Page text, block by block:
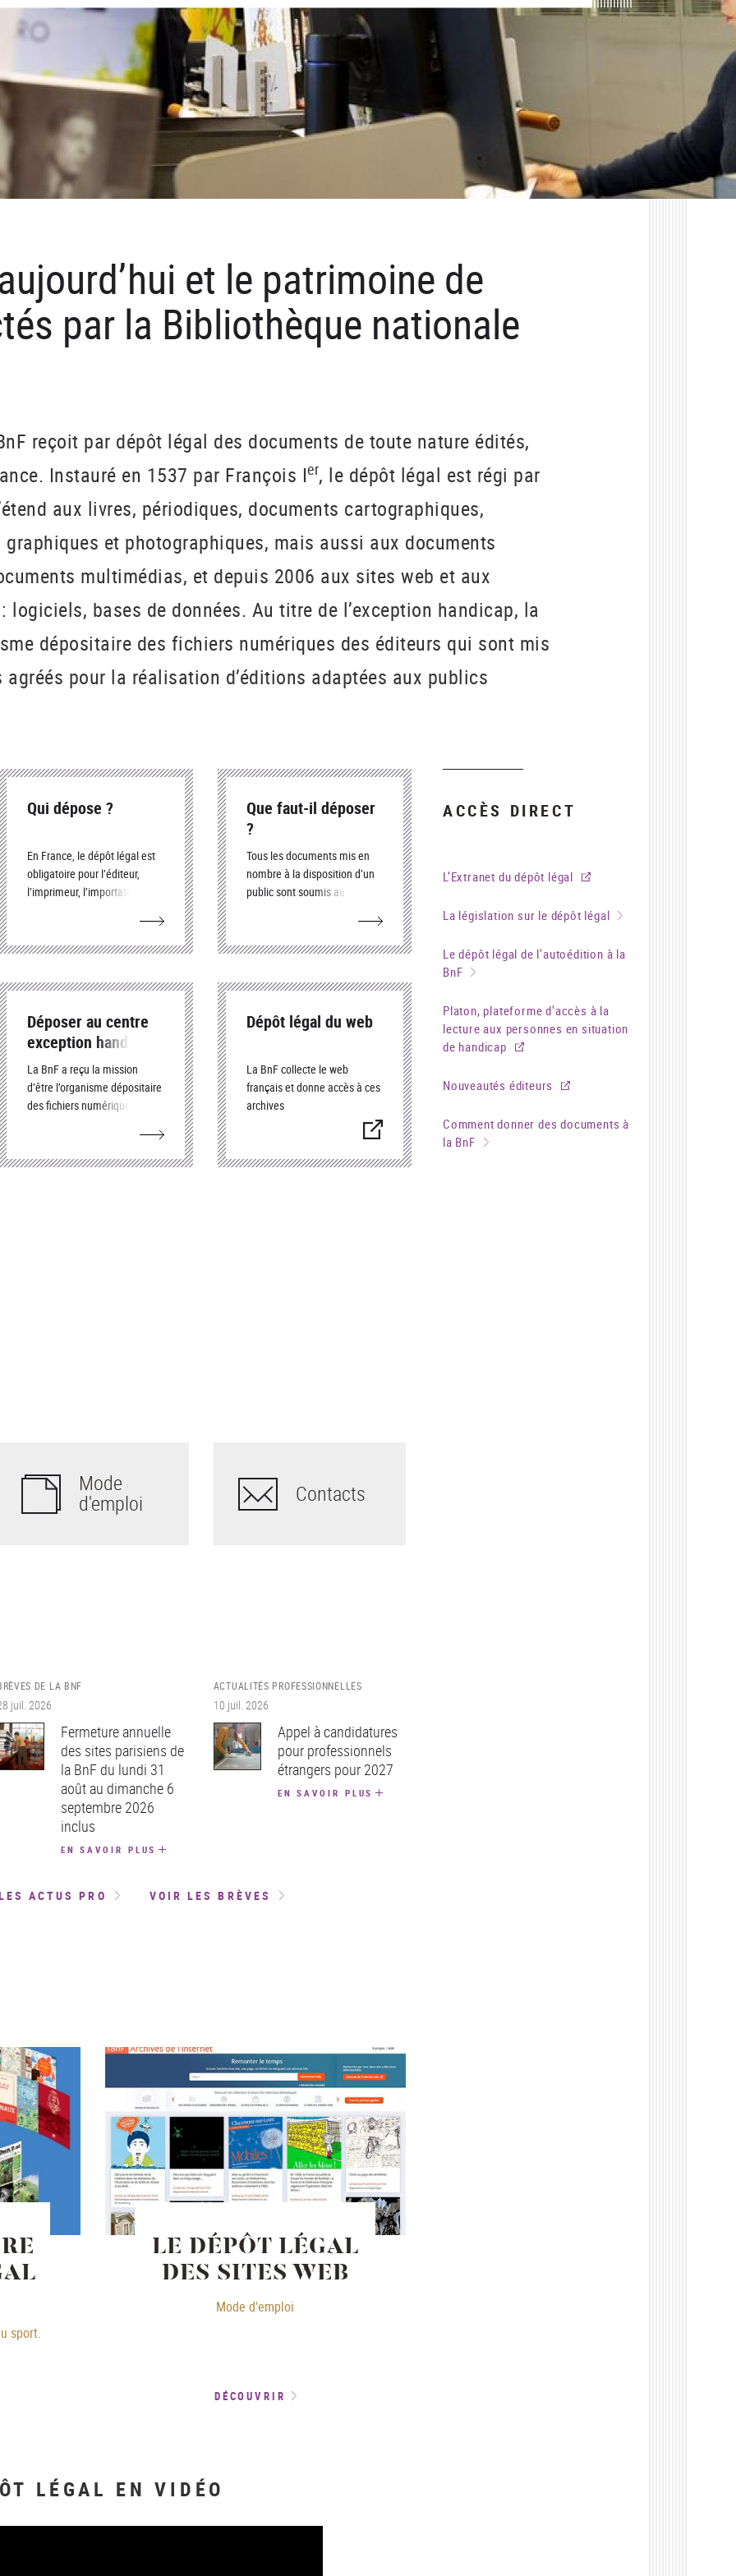
et le patrimoine de
par la Bibliothèque nationale
reçoit par dépôt légal des documents de toute nature édités,
Instauré en 1537 par François Ier, le dépôt légal est régi par
aux livres, périodiques, documents cartographiques,
et photographiques, mais aussi aux documents
multimédias, et depuis 2006 aux sites web et aux
logiciels, bases de données. Au titre de l’exception handicap, la
dépositaire des fichiers numériques des éditeurs qui sont mis
agréés pour la réalisation d’éditions adaptées aux publics
ACCÈS DIRECT
L’Extranet du dépôt légal
La législation sur le dépôt légal
Le dépôt légal de l'autoédition à la
BnF
Platon, plateforme d'accès à la
lecture aux personnes en situation
de handicap
Nouveautés éditeurs
Comment donner des documents à
la BnF
Qui dépose ?
En France, le dépôt légal est
obligatoire pour l’éditeur,
l’imprimeur, l’importateur et
Que faut-il déposer
?
Tous les documents mis en
nombre à la disposition d’un
public sont soumis au dépôt
Déposer au centre
exception handicap
La BnF a reçu la mission
d’être l’organisme dépositaire
des fichiers numériques des
publics handicapés
Dépôt légal du web
La BnF collecte le web
français et donne accès à ces
archives
(nouvelle
fenêtre)
Mode
d'emploi Contacts
DE LA BNF
juil. 2026
Fermeture annuelle
des sites parisiens de
la BnF du lundi 31
août au dimanche 6
septembre 2026
inclus
EN SAVOIR PLUS
ACTUALITÉS PROFESSIONNELLES
10 juil. 2026
Appel à candidatures
pour professionnels
étrangers pour 2027
EN SAVOIR PLUS
ACTUS PRO VOIR LES BRÈVES
sport.
LE DÉPÔT LÉGAL
DES SITES WEB
Mode d'emploi
DÉCOUVRIR
LÉGAL EN VIDÉO